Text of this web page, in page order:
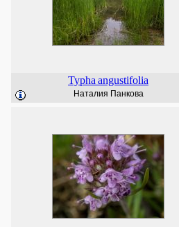
Typha angustifolia
Наталия Панкова